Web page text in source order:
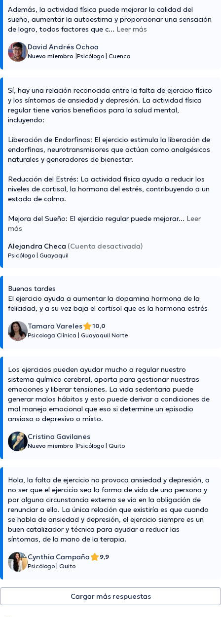
Además, la actividad física puede mejorar la calidad del
sueño, aumentar la autoestima y proporcionar una sensación
de logro, todos factores que c... Leer más
David Andrés Ochoa
Nuevo miembro Psicólogo Cuenca
Sí, hay una relación reconocida entre la falta de ejercicio físico
y los síntomas de ansiedad y depresión. La actividad física
regular tiene varios beneficios para la salud mental,
incluyendo:
Liberación de Endorfinas: El ejercicio estimula la liberación de
endorfinas, neurotransmisores que actúan como analgésicos
naturales y generadores de bienestar.
Reducción del Estrés: La actividad física ayuda a reducir los
niveles de cortisol, la hormona del estrés, contribuyendo a un
estado de calma.
Mejora del Sueño: El ejercicio regular puede mejorar... Leer
más
Alejandra Checa (Cuenta desactivada)
Psicólogo Guayaquil
Buenas tardes
El ejercicio ayuda a aumentar la dopamina hormona de la
felicidad, y a su vez baja el cortisol que es la hormona estrés
Tamara Vareles
10,0
Psicologa Clínica
Guayaquil Norte
Los ejercicios pueden ayudar mucho a regular nuestro
sistema químico cerebral, aporta para gestionar nuestras
emociones y liberar tensiones. La vida sedentaria puede
generar malos hábitos y esto puede derivar a condiciones de
mal manejo emocional que eso si determine un episodio
ansioso o depresivo o mixto.
Cristina Gavilanes
Nuevo miembro Psicólogo Quito
Hola, la falta de ejercicio no provoca ansiedad y depresión, a
no ser que el ejercicio sea la forma de vida de una persona y
por alguna circunstancia externa se vio en la obligación de
renunciar a ello. La única relación que existiría es que cuando
se habla de ansiedad y depresión, el ejercicio siempre es un
buen catalizador y técnica para ayudar a reducir las
síntomas, de la mano de la terapia.
Cynthia Campaña
9,9
Psicólogo Quito
Cargar más respuestas